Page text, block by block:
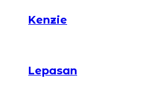
Kenzie
Lepasan